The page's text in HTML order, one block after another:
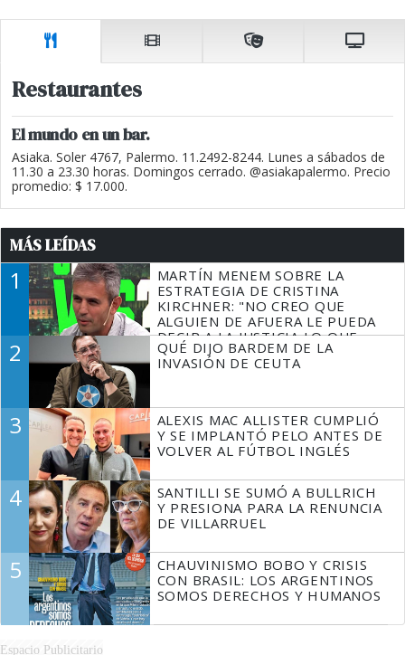
Restaurantes
El mundo en un bar.
Asiaka. Soler 4767, Palermo. 11.2492-8244. Lunes a sábados de
11.30 a 23.30 horas. Domingos cerrado. @asiakapalermo. Precio
promedio: $ 17.000.
MÁS LEÍDAS
1
MARTÍN MENEM SOBRE LA
ESTRATEGIA DE CRISTINA
KIRCHNER: "NO CREO QUE
ALGUIEN DE AFUERA LE PUEDA
DECIR A LA JUSTICIA LO QUE
TIENE QUE HACER"
2
QUÉ DIJO BARDEM DE LA
INVASIÓN DE CEUTA
3
ALEXIS MAC ALLISTER CUMPLIÓ
Y SE IMPLANTÓ PELO ANTES DE
VOLVER AL FÚTBOL INGLÉS
4
SANTILLI SE SUMÓ A BULLRICH
Y PRESIONA PARA LA RENUNCIA
DE VILLARRUEL
5
CHAUVINISMO BOBO Y CRISIS
CON BRASIL: LOS ARGENTINOS
SOMOS DERECHOS Y HUMANOS
Espacio Publicitario